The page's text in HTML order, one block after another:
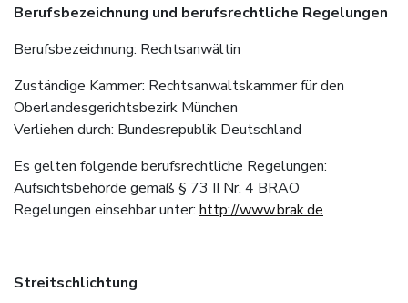
Berufsbezeichnung und berufsrechtliche Regelungen
Berufsbezeichnung: Rechtsanwältin
Zuständige Kammer: Rechtsanwaltskammer für den
Oberlandesgerichtsbezirk München
Verliehen durch: Bundesrepublik Deutschland
Es gelten folgende berufsrechtliche Regelungen:
Aufsichtsbehörde gemäß § 73 II Nr. 4 BRAO
Regelungen einsehbar unter: http://www.brak.de
Streitschlichtung